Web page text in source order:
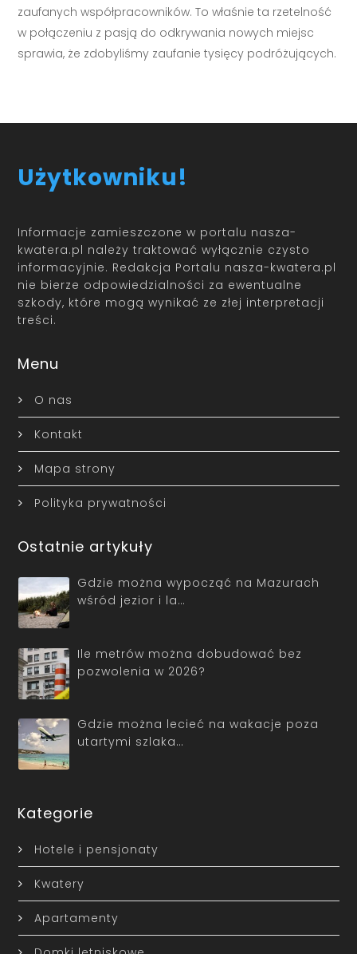
zaufanych współpracowników. To właśnie ta rzetelność
w połączeniu z pasją do odkrywania nowych miejsc
sprawia, że zdobyliśmy zaufanie tysięcy podróżujących.
Użytkowniku!
Informacje zamieszczone w portalu nasza-
kwatera.pl należy traktować wyłącznie czysto
informacyjnie. Redakcja Portalu nasza-kwatera.pl
nie bierze odpowiedzialności za ewentualne
szkody, które mogą wynikać ze złej interpretacji
treści.
Menu
O nas
Kontakt
Mapa strony
Polityka prywatności
Ostatnie artykuły
Gdzie można wypocząć na Mazurach
wśród jezior i la…
Ile metrów można dobudować bez
pozwolenia w 2026?
Gdzie można lecieć na wakacje poza
utartymi szlaka…
Kategorie
Hotele i pensjonaty
Kwatery
Apartamenty